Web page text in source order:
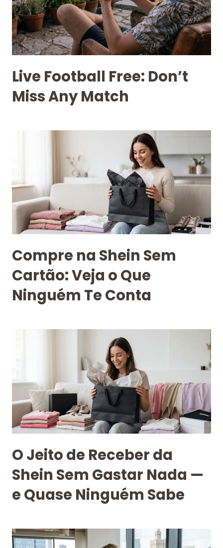
Live Football Free: Don’t
Miss Any Match
Compre na Shein Sem
Cartão: Veja o Que
Ninguém Te Conta
O Jeito de Receber da
Shein Sem Gastar Nada —
e Quase Ninguém Sabe